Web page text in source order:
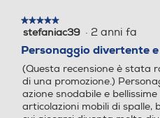
★★★★★
★★★★★
5
stelle.
stefaniac39 · 2 anni fa
Personaggio divertente
(Questa recensione è stata
di una promozione.)
azione snodabile e bellissime
articolazioni mobili di spalle,